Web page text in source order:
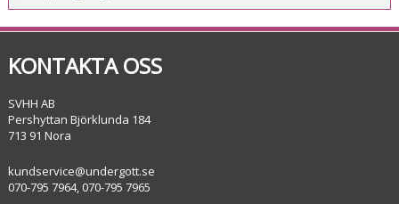
KONTAKTA OSS
SVHH AB
Pershyttan Björklunda 184
713 91 Nora
kundservice@undergott.se
070-795 7964, 070-795 7965